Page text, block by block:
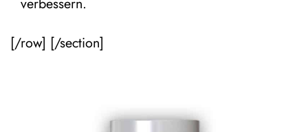
[/row] [/section]